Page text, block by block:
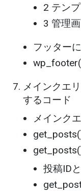
2 テン
3 管理
フッター
メインクエ
するコード
メインク
投稿ID